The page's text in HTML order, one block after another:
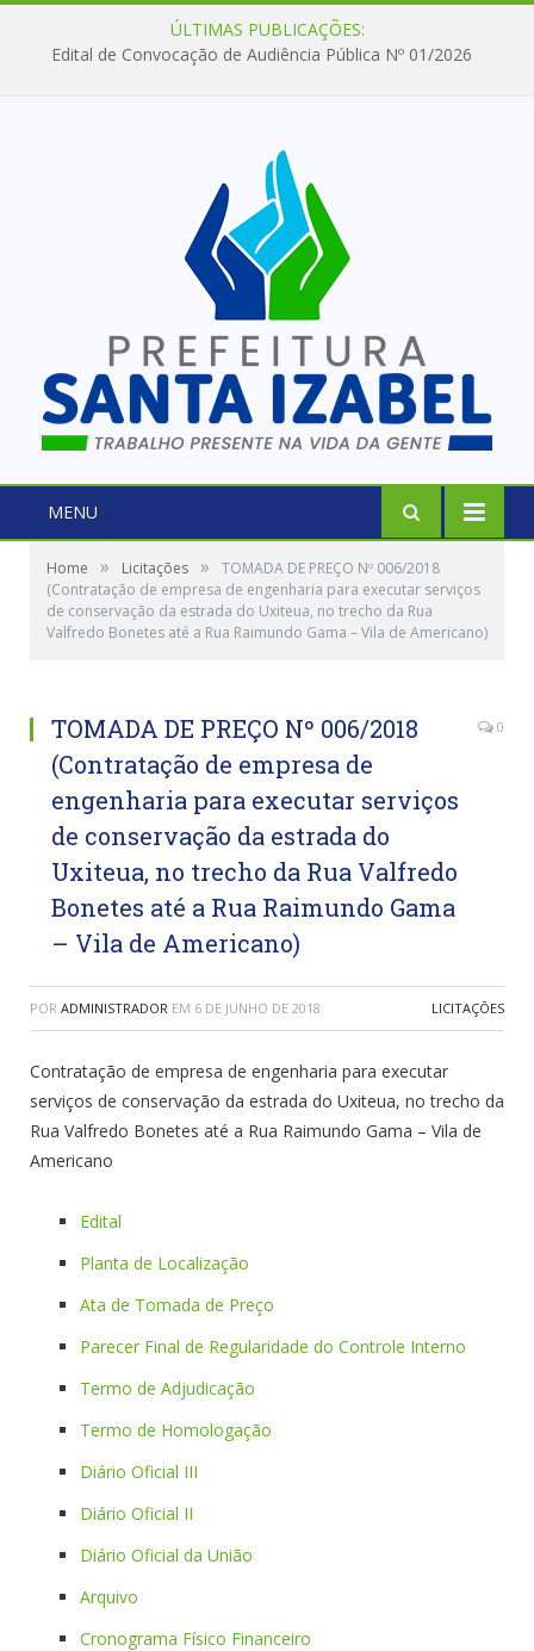
ÚLTIMAS PUBLICAÇÕES:
Edital de Convocação de Audiência Pública Nº 01/2026
MENU
Home » Licitações »
TOMADA DE PREÇO Nº 006/2018
(Contratação de empresa de engenharia para executar serviços
de conservação da estrada do Uxiteua, no trecho da Rua
Valfredo Bonetes até a Rua Raimundo Gama – Vila de Americano)
TOMADA DE PREÇO Nº 006/2018
(Contratação de empresa de
engenharia para executar serviços
de conservação da estrada do
Uxiteua, no trecho da Rua Valfredo
Bonetes até a Rua Raimundo Gama
– Vila de Americano)
0
POR ADMINISTRADOR EM 6 DE JUNHO DE 2018 LICITAÇÕES
Contratação de empresa de engenharia para executar
serviços de conservação da estrada do Uxiteua, no trecho da
Rua Valfredo Bonetes até a Rua Raimundo Gama – Vila de
Americano
Edital
Planta de Localização
Ata de Tomada de Preço
Parecer Final de Regularidade do Controle Interno
Termo de Adjudicação
Termo de Homologação
Diário Oficial III
Diário Oficial II
Diário Oficial da União
Arquivo
Cronograma Físico Financeiro